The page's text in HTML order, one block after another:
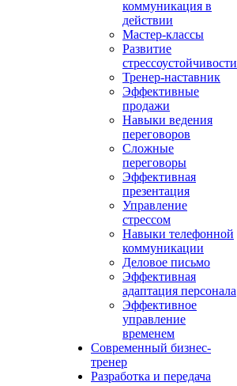
коммуникация в
действии
Мастер-классы
Развитие
стрессоустойчивости
Тренер-наставник
Эффективные
продажи
Навыки ведения
переговоров
Сложные
переговоры
Эффективная
презентация
Управление
стрессом
Навыки телефонной
коммуникации
Деловое письмо
Эффективная
адаптация персонала
Эффективное
управление
временем
Современный бизнес-
тренер
Разработка и передача